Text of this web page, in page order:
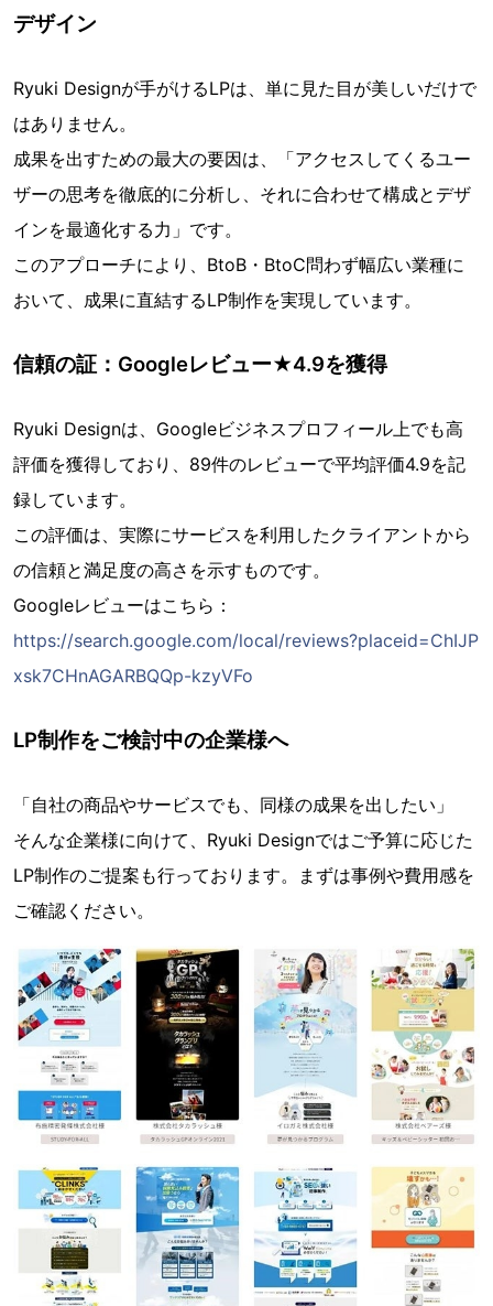
デザイン
Ryuki Designが手がけるLPは、単に見た目が美しいだけで
はありません。
成果を出すための最大の要因は、「アクセスしてくるユー
ザーの思考を徹底的に分析し、それに合わせて構成とデザ
インを最適化する力」です。
このアプローチにより、BtoB・BtoC問わず幅広い業種に
おいて、成果に直結するLP制作を実現しています。
信頼の証：Googleレビュー★4.9を獲得
Ryuki Designは、Googleビジネスプロフィール上でも高
評価を獲得しており、89件のレビューで平均評価4.9を記
録しています。
この評価は、実際にサービスを利用したクライアントから
の信頼と満足度の高さを示すものです。
Googleレビューはこちら：
https://search.google.com/local/reviews?placeid=ChIJP
xsk7CHnAGARBQQp-kzyVFo
LP制作をご検討中の企業様へ
「自社の商品やサービスでも、同様の成果を出したい」
そんな企業様に向けて、Ryuki Designではご予算に応じた
LP制作のご提案も行っております。まずは事例や費用感を
ご確認ください。